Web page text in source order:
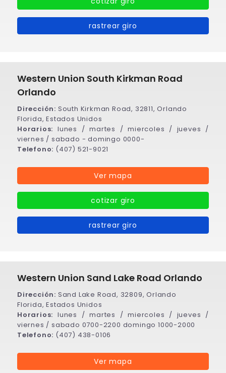
rastrear giro
Western Union South Kirkman Road
Orlando
Dirección: South Kirkman Road, 32811, Orlando
Florida, Estados Unidos
Horarios: lunes / martes / miercoles / jueves /
viernes / sabado - domingo 0000-
Telefono: (407) 521-9021
Ver mapa
cotizar giro
rastrear giro
Western Union Sand Lake Road Orlando
Dirección: Sand Lake Road, 32809, Orlando
Florida, Estados Unidos
Horarios: lunes / martes / miercoles / jueves /
viernes / sabado 0700-2200 domingo 1000-2000
Telefono: (407) 438-0106
Ver mapa